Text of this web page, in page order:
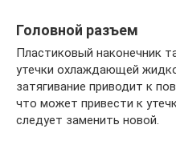
Головной разъем
Пластиковый наконечник
утечки охлаждающей
затягивание приводит к
что может привести к
следует заменить новой.